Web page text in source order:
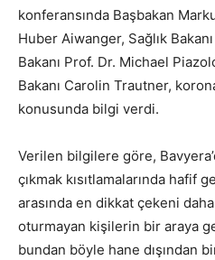
konferansında Başbakan
Huber Aiwanger, Sağlık
Bakanı Prof. Dr. Michael
Bakanı Carolin Trautner,
konusunda bilgi verdi.
Verilen bilgilere göre,
çıkmak kısıtlamalarında hafif
arasında en dikkat çekeni
oturmayan kişilerin bir araya
bundan böyle hane dışından